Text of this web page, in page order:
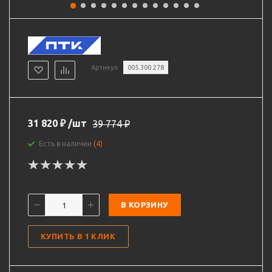
Артикул 005.300.278
31 820 ₽ /шт 39 774₽
Есть в наличии (4)
В КОРЗИНУ
КУПИТЬ В 1 КЛИК